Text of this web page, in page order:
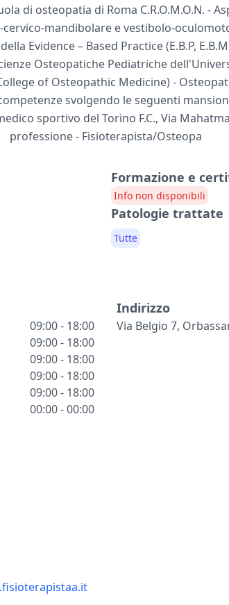
di osteopatia di Roma C.R.O.M.O.N. -
mandibolare e vestibolo-
Evidence – Based Practice (E.B.P,
Osteopatiche Pediatriche
of Osteopathic Medicine) -
svolgendo le seguenti
sportivo del Torino F.C., Via
professione - Fisioterapista/Osteopa
Formazione e
Info non disponibili
Patologie trattate
Tutte
09:00 - 18:00
09:00 - 18:00
09:00 - 18:00
09:00 - 18:00
09:00 - 18:00
00:00 - 00:00
Indirizzo
Via Belgio 7,